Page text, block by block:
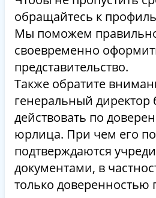
обращайтесь к
Мы поможем
своевременно
представительство.
Также обратите
генеральный директор
действовать по
юрлица. При чем его
подтверждаются
документами, в
только доверенностью